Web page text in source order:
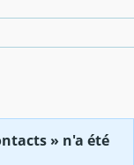
» n'a été